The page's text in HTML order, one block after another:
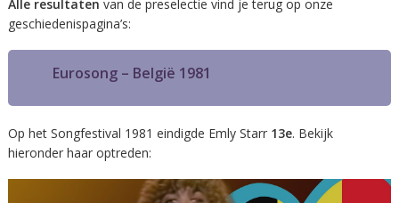
Alle resultaten van de preselectie vind je terug op onze
geschiedenispagina’s:
Eurosong – België 1981
Op het Songfestival 1981 eindigde Emly Starr 13e. Bekijk
hieronder haar optreden: